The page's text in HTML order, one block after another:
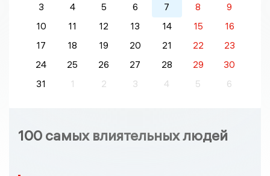
3
4 5 6 7 8
9
10
11 12 13 14 15
16
17
18 19 20 21 22
23
24
25 26 27 28 29
30
31
1 2 3 4 5 6
100 самых влиятельных людей